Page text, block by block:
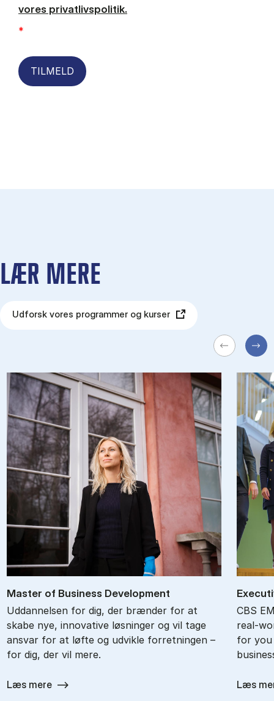
vores privatlivspolitik.
*
TILMELD
LÆR MERE
Udforsk vores programmer og kurser
Ma­ster of Bu­si­ness De­ve­l­op­ment
Uddannelsen for dig, der brænder for at
skabe nye, innovative løsninger og vil tage
ansvar for at løfte og udvikle forretningen –
for dig, der vil mere.
Læs mere
CBS
real-
for you
Læs